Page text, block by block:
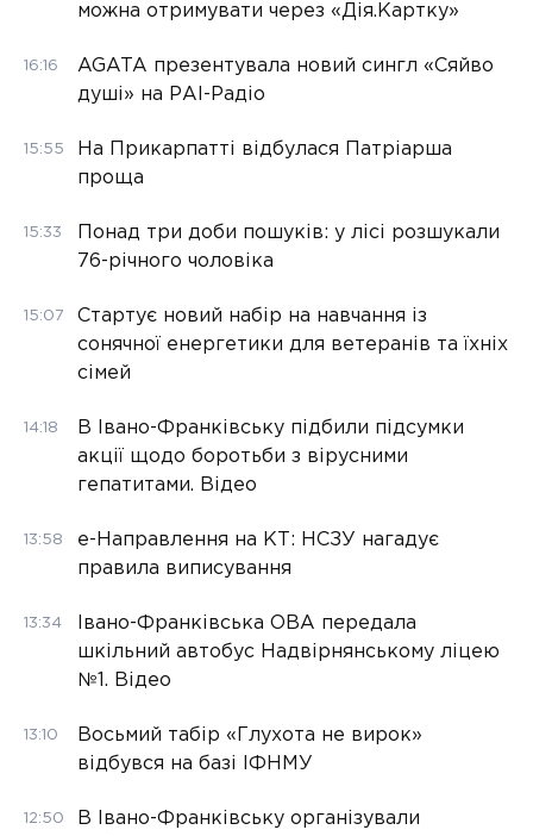
можна отримувати через «Дія.Картку»
16:16
AGATA презентувала новий сингл «Сяйво
душі» на РАІ-Радіо
15:55
На Прикарпатті відбулася Патріарша
проща
15:33
Понад три доби пошуків: у лісі розшукали
76-річного чоловіка
15:07
Стартує новий набір на навчання із
сонячної енергетики для ветеранів та їхніх
сімей
14:18
В Івано-Франківську підбили підсумки
акції щодо боротьби з вірусними
гепатитами. Відео
13:58
е-Направлення на КТ: НСЗУ нагадує
правила виписування
13:34
Івано-Франківська ОВА передала
шкільний автобус Надвірнянському ліцею
№1. Відео
13:10
Восьмий табір «Глухота не вирок»
відбувся на базі ІФНМУ
12:50
В Івано-Франківську організували